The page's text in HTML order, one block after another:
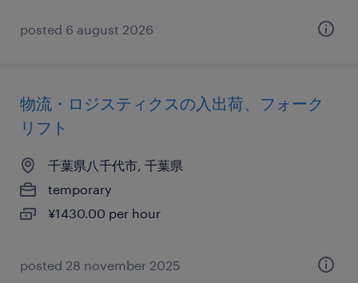
posted 6 august 2026
物流・ロジスティクスの入出荷、フォーク
リフト
千葉県八千代市, 千葉県
temporary
¥1430.00 per hour
posted 28 november 2025